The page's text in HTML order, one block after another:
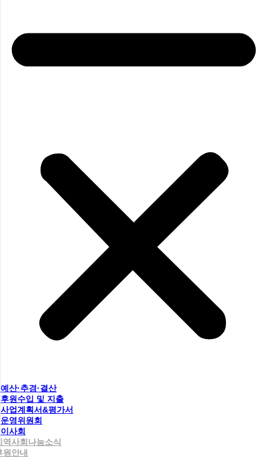
예산·추경·결산
후원수입 및 지출
사업계획서&평가서
운영위원회
이사회
역사회나눔소식
원안내